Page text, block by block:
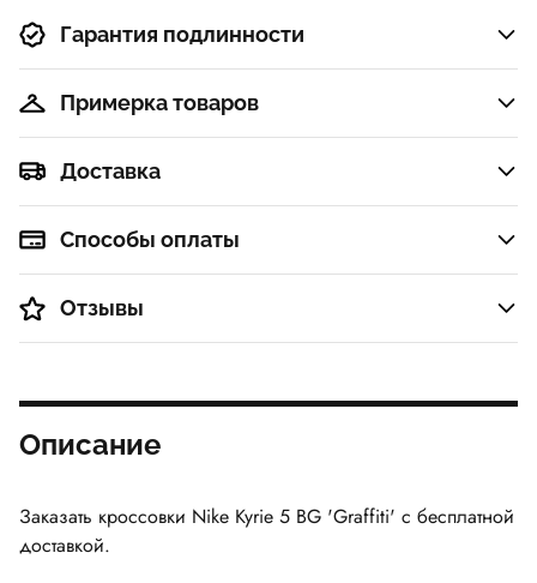
Гарантия подлинности
Примерка товаров
Доставка
Способы оплаты
Отзывы
Описание
Заказать кроссовки Nike Kyrie 5 BG 'Graffiti' с бесплатной
доставкой.